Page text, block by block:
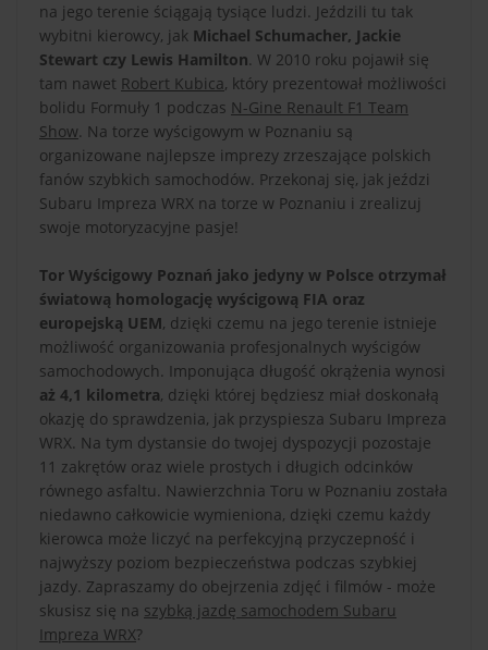
na jego terenie ściągają tysiące ludzi. Jeździli tu tak
wybitni kierowcy, jak Michael Schumacher, Jackie
Stewart czy Lewis Hamilton. W 2010 roku pojawił się
tam nawet Robert Kubica, który prezentował możliwości
bolidu Formuły 1 podczas N-Gine Renault F1 Team
Show. Na torze wyścigowym w Poznaniu są
organizowane najlepsze imprezy zrzeszające polskich
fanów szybkich samochodów. Przekonaj się, jak jeździ
Subaru Impreza WRX na torze w Poznaniu i zrealizuj
swoje motoryzacyjne pasje!
Tor Wyścigowy Poznań jako jedyny w Polsce otrzymał
światową homologację wyścigową FIA oraz
europejską UEM, dzięki czemu na jego terenie istnieje
możliwość organizowania profesjonalnych wyścigów
samochodowych. Imponująca długość okrążenia wynosi
aż 4,1 kilometra, dzięki której będziesz miał doskonałą
okazję do sprawdzenia, jak przyspiesza Subaru Impreza
WRX. Na tym dystansie do twojej dyspozycji pozostaje
11 zakrętów oraz wiele prostych i długich odcinków
równego asfaltu. Nawierzchnia Toru w Poznaniu została
niedawno całkowicie wymieniona, dzięki czemu każdy
kierowca może liczyć na perfekcyjną przyczepność i
najwyższy poziom bezpieczeństwa podczas szybkiej
jazdy. Zapraszamy do obejrzenia zdjęć i filmów - może
skusisz się na szybką jazdę samochodem Subaru
Impreza WRX?